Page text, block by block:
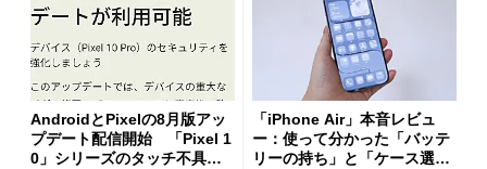
AndroidとPixelの8月版アッ
プデート配信開始 「Pixel 1
0」シリーズのタッチ不具合
「iPhone Air」本音レビュ
ー：使って分かった「バッテ
リーの持ち」と「ケース選